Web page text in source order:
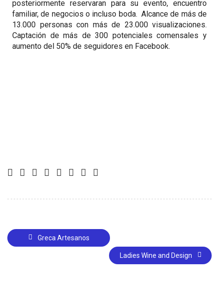
posteriormente reservaran para su evento, encuentro
familiar, de negocios o incluso boda. Alcance de más de
13.000 personas con más de 23.000 visualizaciones.
Captación de más de 300 potenciales comensales y
aumento del 50% de seguidores en Facebook.
Greca Artesanos
Ladies Wine and Design